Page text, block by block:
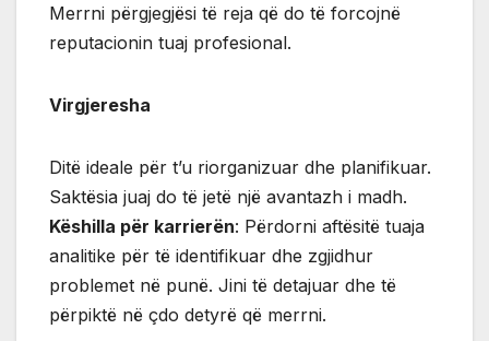
Merrni përgjegjësi të reja që do të forcojnë
reputacionin tuaj profesional.
Virgjeresha
Ditë ideale për t’u riorganizuar dhe planifikuar.
Saktësia juaj do të jetë një avantazh i madh.
Këshilla për karrierën: Përdorni aftësitë tuaja
analitike për të identifikuar dhe zgjidhur
problemet në punë. Jini të detajuar dhe të
përpiktë në çdo detyrë që merrni.